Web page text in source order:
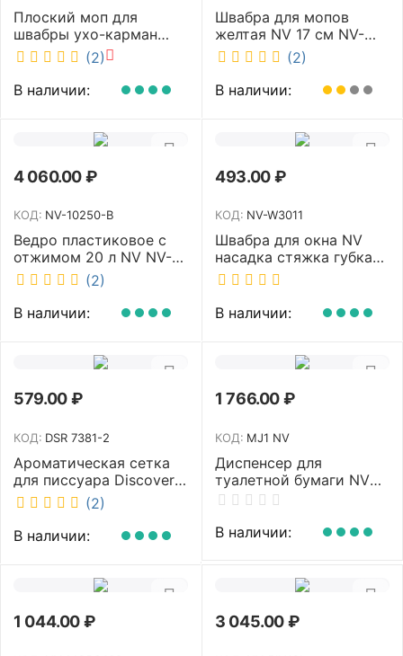
Плоский моп для
швабры ухо-карман
белый 40 см NV MF-M-
40/C
(2)
В наличии:
Швабра для мопов
желтая NV 17 см NV-
MOP107Y (2)
В наличии:
4 060.00₽
КОД: NV-10250-B
Ведро пластиковое с
отжимом 20 л NV NV-
10250-B
(2)
В наличии:
493.00₽
КОД: NV-W3011
Швабра для окна NV
насадка стяжка губка
30 см телескопическая
рукоятка 70-110 см NV-
W3011
В наличии:
579.00₽
КОД: DSR 7381-2
Ароматическая сетка
для писсуара Discover
аромат Queen DSR
7381-2
(2)
В наличии:
1 766.00₽
КОД: MJ1 NV
Диспенсер для
туалетной бумаги NV
белый MJ1 NV
В наличии:
1 044.00₽ 3 045.00₽